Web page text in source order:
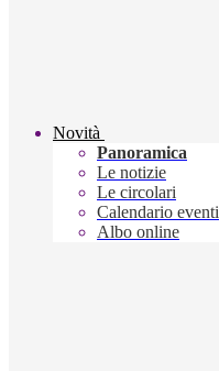
Novità
Panoramica
Le notizie
Le circolari
Calendario eventi
Albo online